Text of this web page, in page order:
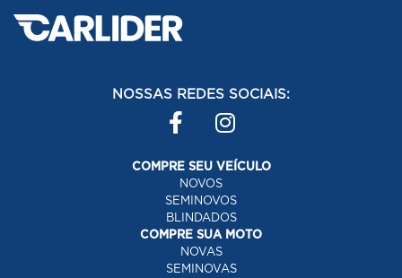
NOSSAS REDES SOCIAIS:
COMPRE SEU VEÍCULO
NOVOS
SEMINOVOS
BLINDADOS
COMPRE SUA MOTO
NOVAS
SEMINOVAS